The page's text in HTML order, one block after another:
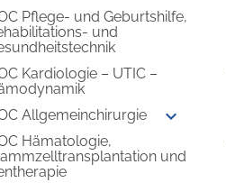
Pflege- und Geburtshilfe,
und
Kardiologie – UTIC –
Allgemeinchirurgie expand_more
Hämatologie,
und